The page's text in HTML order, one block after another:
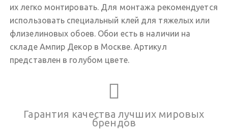
их легко монтировать. Для монтажа рекомендуется
использовать специальный клей для тяжелых или
флизелиновых обоев. Обои есть в наличии на
складе Ампир Декор в Москве. Артикул
представлен в голубом цвете.
Гарантия качества лучших мировых
брендов